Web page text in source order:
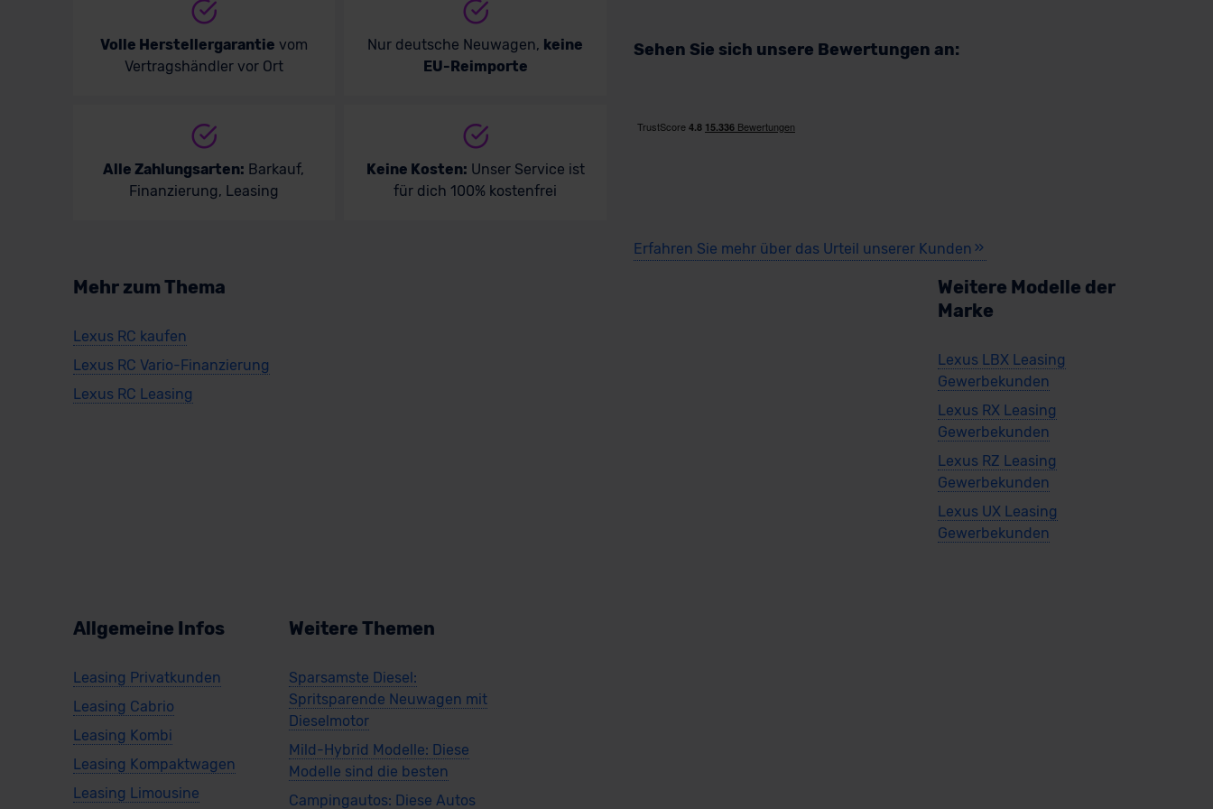
Volle Herstellergarantie vom
Vertragshändler vor Ort
Nur deutsche Neuwagen, keine
EU-Reimporte
Alle Zahlungsarten: Barkauf,
Finanzierung, Leasing
Keine Kosten: Unser Service ist
für dich 100% kostenfrei
Sehen Sie sich unsere Bewertungen an:
Erfahren Sie mehr über das Urteil unserer Kunden
Mehr zum Thema
Lexus RC kaufen
Lexus RC Vario-Finanzierung
Lexus RC Leasing
Weitere Modelle der
Marke
Lexus LBX Leasing
Gewerbekunden
Lexus RX Leasing
Gewerbekunden
Lexus RZ Leasing
Gewerbekunden
Lexus UX Leasing
Gewerbekunden
Allgemeine Infos
Leasing Privatkunden
Leasing Cabrio
Leasing Kombi
Leasing Kompaktwagen
Leasing Limousine
Weitere Themen
Sparsamste Diesel:
Spritsparende Neuwagen mit
Dieselmotor
Mild-Hybrid Modelle: Diese
Modelle sind die besten
Campingautos: Diese Autos